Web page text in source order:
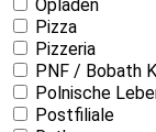
Opladen
Pizza
Pizzeria
PNF / Bobath
Polnische
Postfiliale